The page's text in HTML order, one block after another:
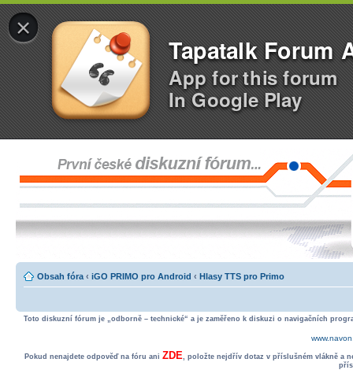
×
Tapatalk Forum
App for this forum
In Google Play
Obsah fóra ‹ iGO PRIMO pro Android ‹ Hlasy TTS pro Primo
Toto diskuzní fórum je „odborně – technické“ a je zaměřeno k diskuzi o navigačních
Pokud nenajdete odpověď na fóru ani ZDE, položte nejdřív dotaz v příslušném vlákně a